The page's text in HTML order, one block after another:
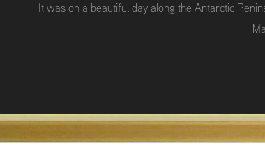
It was on a beautiful day along the Antarctic